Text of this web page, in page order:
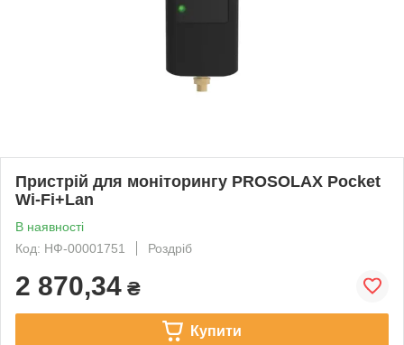
Пристрій для моніторингу PROSOLAX Pocket
Wi-Fi+Lan
В наявності
Код: НФ-00001751
Роздріб
2 870,34 ₴
Купити